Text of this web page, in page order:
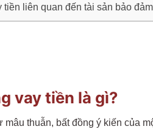
tiền liên quan đến tài sản bảo
vay tiền là gì?
thuẫn, bất đồng ý kiến của